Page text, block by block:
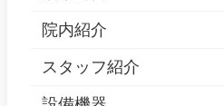
院内紹介
スタッフ紹介